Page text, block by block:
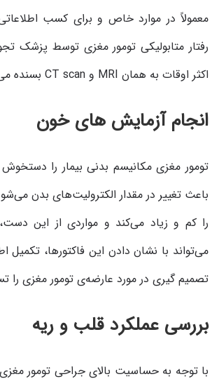
معمولاً در موارد خاص و برای کسب
رفتار متابولیکی تومور مغزی توسط پزشک
اکثر اوقات به همان MRI و CT scan بسنده می‌شود.
انجام آزمایش های خون
تومور مغزی مکانیسم بدنی بیمار را
باعث تغییر در مقدار الکترولیت‌های بدن
را کم و زیاد می‌کند و مواردی از این
می‌تواند با نشان دادن این فاکتورها، تکمیل
تصمیم گیری در مورد عارضه‌ی تومور مغزی را
بررسی عملکرد قلب و ریه
با توجه به حساسیت بالای جراحی تومور